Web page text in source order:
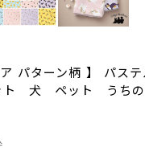
ア パターン柄 】 パス
ト 犬 ペット うち